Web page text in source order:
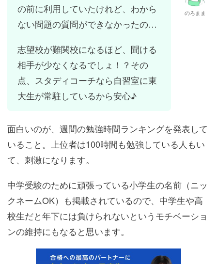
の前に利用していたけれど、わから
ない問題の質問ができなかったの…
志望校が難関校になるほど、聞ける
相手が少なくなるでしょ！？その
点、スタディコーチなら自習室に東
大生が常駐しているから安心♪
のろまま
面白いのが、週間の勉強時間ランキングを発表して
いること。上位者は100時間も勉強している人もい
て、刺激になります。
中学受験のために頑張っている小学生の名前（ニッ
クネームOK）も掲載されているので、中学生や高
校生だと年下には負けられないというモチベーショ
ンの維持にもなると思います。